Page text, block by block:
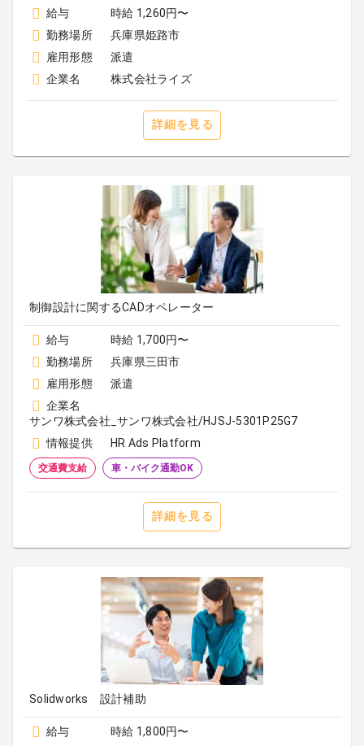
給与
時給 1,260円〜
勤務場所
兵庫県姫路市
雇用形態
派遣
企業名
株式会社ライズ
詳細を見る
制御設計に関するCADオペレーター
給与
時給 1,700円〜
勤務場所
兵庫県三田市
雇用形態
派遣
企業名
サンワ株式会社_サンワ株式会社/HJSJ-5301P25G7
情報提供
HR Ads Platform
交通費支給 車・バイク通勤OK
詳細を見る
Solidworks 設計補助
給与
時給 1,800円〜